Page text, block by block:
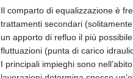
Il comparto di equalizzazione è
trattamenti secondari
un apporto di refluo il più
fluttuazioni (punta di carico
I principali impieghi sono